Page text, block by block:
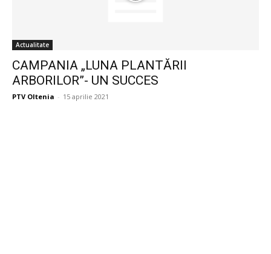
Actualitate
CAMPANIA „LUNA PLANTĂRII
ARBORILOR”- UN SUCCES
PTV Oltenia - 15 aprilie 2021